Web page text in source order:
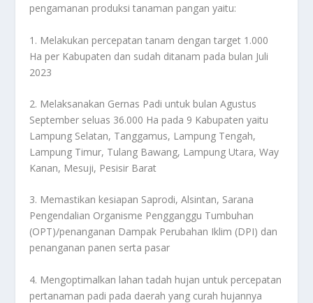
pengamanan produksi tanaman pangan yaitu:
1. Melakukan percepatan tanam dengan target 1.000
Ha per Kabupaten dan sudah ditanam pada bulan Juli
2023
2. Melaksanakan Gernas Padi untuk bulan Agustus
September seluas 36.000 Ha pada 9 Kabupaten yaitu
Lampung Selatan, Tanggamus, Lampung Tengah,
Lampung Timur, Tulang Bawang, Lampung Utara, Way
Kanan, Mesuji, Pesisir Barat
3. Memastikan kesiapan Saprodi, Alsintan, Sarana
Pengendalian Organisme Pengganggu Tumbuhan
(OPT)/penanganan Dampak Perubahan Iklim (DPI) dan
penanganan panen serta pasar
4. Mengoptimalkan lahan tadah hujan untuk percepatan
pertanaman padi pada daerah yang curah hujannya